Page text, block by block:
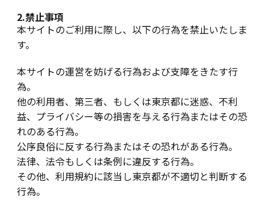
2.禁止事項
本サイトのご利用に際し、以下の行為を禁止いたしま
す。
本サイトの運営を妨げる行為および支障をきたす行
為。
他の利用者、第三者、もしくは東京都に迷惑、不利
益、プライバシー等の損害を与える行為またはその恐
れのある行為。
公序良俗に反する行為またはその恐れがある行為。
法律、法令もしくは条例に違反する行為。
その他、利用規約に該当し東京都が不適切と判断する
行為。